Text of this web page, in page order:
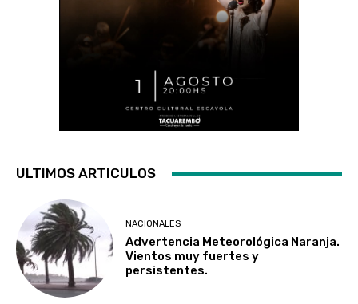
ULTIMOS ARTICULOS
NACIONALES
Advertencia Meteorológica Naranja.
Vientos muy fuertes y
persistentes.